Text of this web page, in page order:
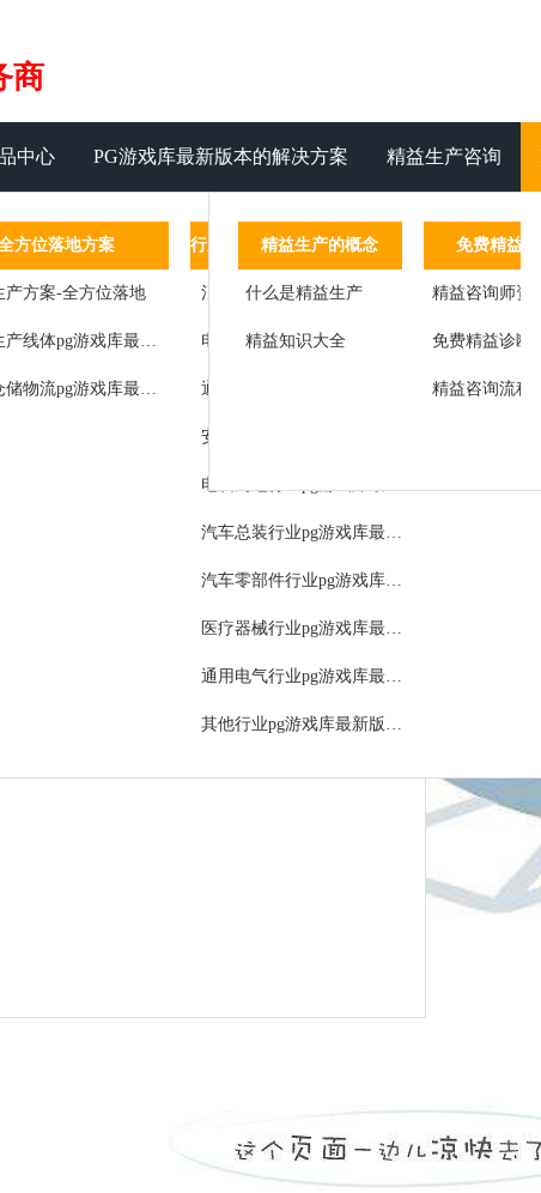
商
中心
管理系统
备管理
工艺参数汇总记录于数据服务器
态
管理运营系统
标准作业
精益道场
精益辅导
PG游戏库最新版本的解决方案
方位落地方案
产方案-全方位落地
精益生产线体pg游戏库最新版本的解决方案
智能仓储物流pg游戏库最新版本的解决方案
汽车总装行业pg游戏库最新版本的解决方案
汽车零部件行业pg游戏库最新版本的解决方案
医疗器械行业pg游戏库最新版本的解决方案
通用电气行业pg游戏库最新版本的解决方案
其他行业pg游戏库最新版本的解决方案
客
标杆客户
客户感言
改进成果
精益生产咨询
精益生产的概念
什么是精益生产
精益知识大全
免费精益咨
精益咨询师资
免费精益诊断
精益咨询流程